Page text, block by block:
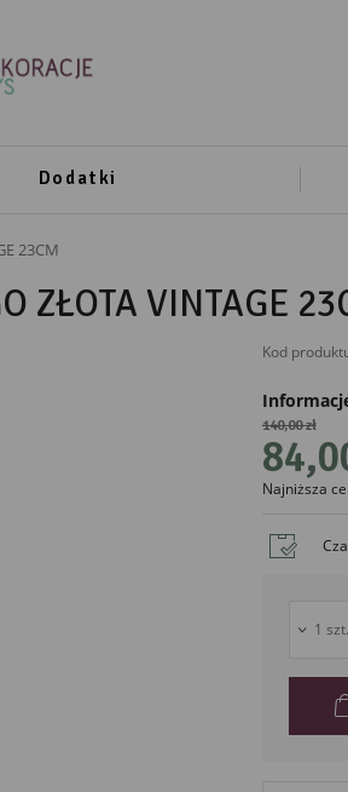
Dodatki
23CM
ZŁOTA VINTAGE
Kod
140,00 zł
Najniższa